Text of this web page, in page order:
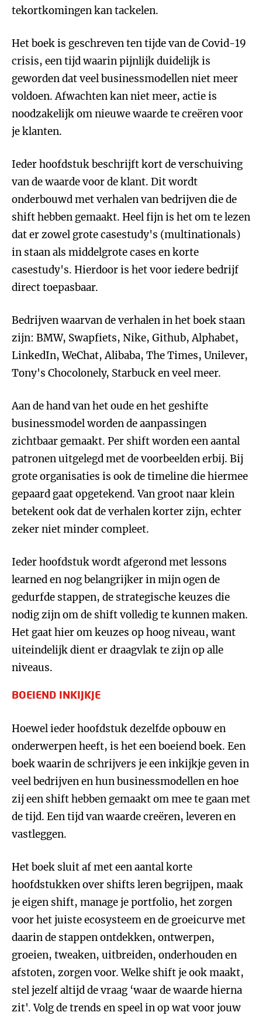
tekortkomingen kan tackelen.
Het boek is geschreven ten tijde van de Covid-19
crisis, een tijd waarin pijnlijk duidelijk is
geworden dat veel businessmodellen niet meer
voldoen. Afwachten kan niet meer, actie is
noodzakelijk om nieuwe waarde te creëren voor
je klanten.
Ieder hoofdstuk beschrijft kort de verschuiving
van de waarde voor de klant. Dit wordt
onderbouwd met verhalen van bedrijven die de
shift hebben gemaakt. Heel fijn is het om te lezen
dat er zowel grote casestudy's (multinationals)
in staan als middelgrote cases en korte
casestudy's. Hierdoor is het voor iedere bedrijf
direct toepasbaar.
Bedrijven waarvan de verhalen in het boek staan
zijn: BMW, Swapfiets, Nike, Github, Alphabet,
LinkedIn, WeChat, Alibaba, The Times, Unilever,
Tony's Chocolonely, Starbuck en veel meer.
Aan de hand van het oude en het geshifte
businessmodel worden de aanpassingen
zichtbaar gemaakt. Per shift worden een aantal
patronen uitgelegd met de voorbeelden erbij. Bij
grote organisaties is ook de timeline die hiermee
gepaard gaat opgetekend. Van groot naar klein
betekent ook dat de verhalen korter zijn, echter
zeker niet minder compleet.
Ieder hoofdstuk wordt afgerond met lessons
learned en nog belangrijker in mijn ogen de
gedurfde stappen, de strategische keuzes die
nodig zijn om de shift volledig te kunnen maken.
Het gaat hier om keuzes op hoog niveau, want
uiteindelijk dient er draagvlak te zijn op alle
niveaus.
BOEIEND INKIJKJE
Hoewel ieder hoofdstuk dezelfde opbouw en
onderwerpen heeft, is het een boeiend boek. Een
boek waarin de schrijvers je een inkijkje geven in
veel bedrijven en hun businessmodellen en hoe
zij een shift hebben gemaakt om mee te gaan met
de tijd. Een tijd van waarde creëren, leveren en
vastleggen.
Het boek sluit af met een aantal korte
hoofdstukken over shifts leren begrijpen, maak
je eigen shift, manage je portfolio, het zorgen
voor het juiste ecosysteem en de groeicurve met
daarin de stappen ontdekken, ontwerpen,
groeien, tweaken, uitbreiden, onderhouden en
afstoten, zorgen voor. Welke shift je ook maakt,
stel jezelf altijd de vraag ‘waar de waarde hierna
zit'. Volg de trends en speel in op wat voor jouw